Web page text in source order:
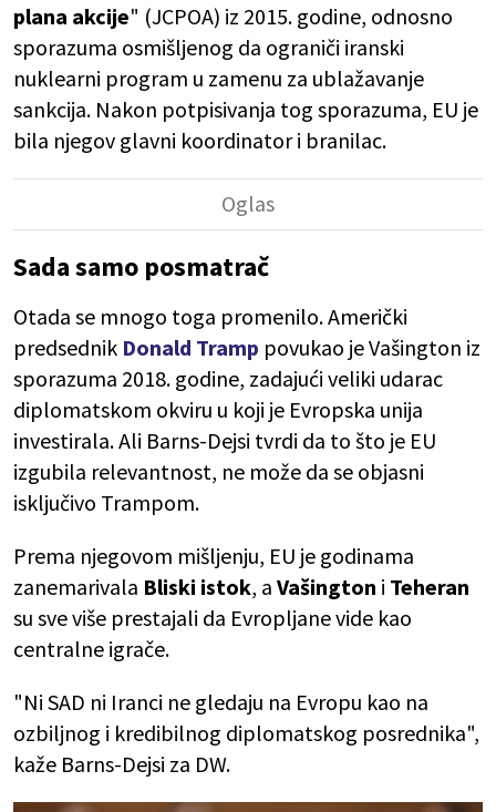
plana akcije" (JCPOA) iz 2015. godine, odnosno
sporazuma osmišljenog da ograniči iranski
nuklearni program u zamenu za ublažavanje
sankcija. Nakon potpisivanja tog sporazuma, EU je
bila njegov glavni koordinator i branilac.
Sada samo posmatrač
Otada se mnogo toga promenilo. Američki
predsednik Donald Tramp povukao je Vašington iz
sporazuma 2018. godine, zadajući veliki udarac
diplomatskom okviru u koji je Evropska unija
investirala. Ali Barns-Dejsi tvrdi da to što je EU
izgubila relevantnost, ne može da se objasni
isključivo Trampom.
Prema njegovom mišljenju, EU je godinama
zanemarivala Bliski istok, a Vašington i Teheran
su sve više prestajali da Evropljane vide kao
centralne igrače.
"Ni SAD ni Iranci ne gledaju na Evropu kao na
ozbiljnog i kredibilnog diplomatskog posrednika",
kaže Barns-Dejsi za DW.